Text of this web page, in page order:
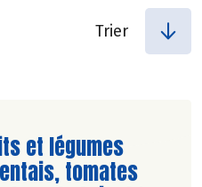
Trier
et légumes
tomates